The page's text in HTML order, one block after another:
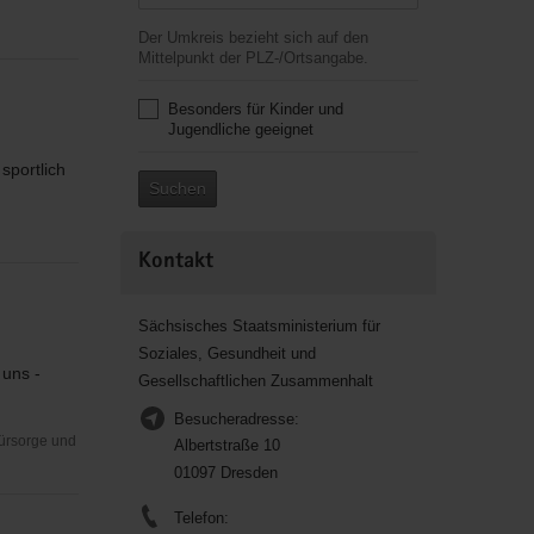
-
und
Der Umkreis bezieht sich auf den
Mittelpunkt der PLZ-/Ortsangabe.
Besonders für Kinder und
Jugendliche geeignet
Suchen
Kontakt
Sächsisches Staatsministerium für
Soziales, Gesundheit und
Gesellschaftlichen Zusammenhalt
Besucheradresse:
Albertstraße 10
01097 Dresden
Telefon: